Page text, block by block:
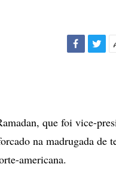
que foi vice-
na madrugada de
americana.